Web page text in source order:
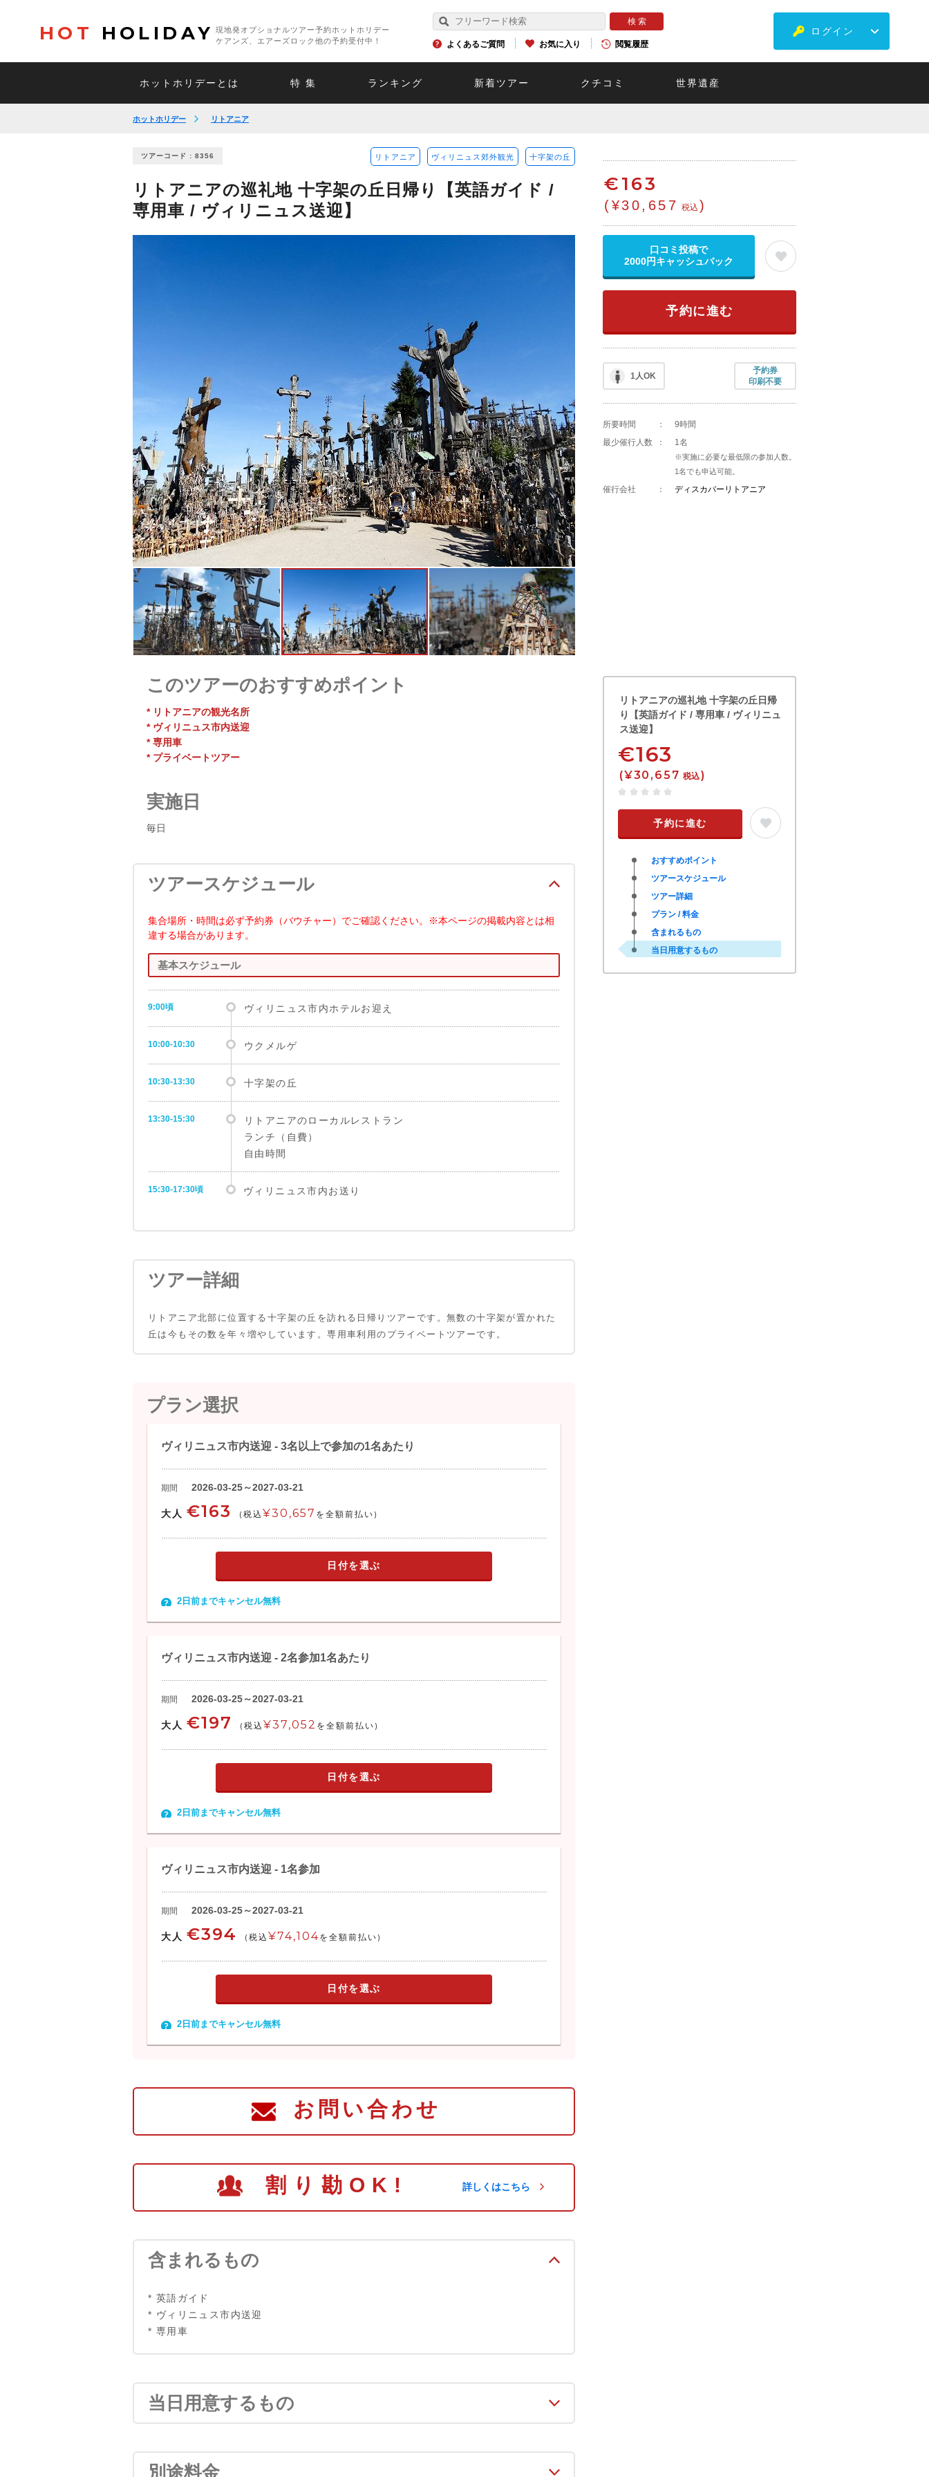
HOT HOLIDAY
現地発オプショナルツアー予約ホットホリデー
ケアンズ、エアーズロック他の予約受付中！
よくあるご質問 お気に入り 閲覧履歴
ログイン
ホットホリデーとは 特 集 ランキング 新着ツアー クチコミ 世界遺産
ホットホリデー リトアニア
ツアーコード : 8356 リトアニア ヴィリニュス郊外観光 十字架の丘
リトアニアの巡礼地 十字架の丘日帰り【英語ガイド /
専用車 / ヴィリニュス送迎】
€163
(¥30,657 税込 )
口コミ投稿で
2000円キャッシュバック
予約に進む
1人OK
予約券
印刷不要
所要時間 ：
9時間
最少催行人数
： 1名
※実施に必要な最低限の参加人数。
1名でも申込可能。
催行会社 ： ディスカバーリトアニア
このツアーのおすすめポイント
* リトアニアの観光名所
* ヴィリニュス市内送迎
* 専用車
* プライベートツアー
実施日
毎日
ツアースケジュール
集合場所・時間は必ず予約券（バウチャー）でご確認ください。※本ページの掲載内容とは相
違する場合があります。
基本スケジュール
9:00頃 ヴィリニュス市内ホテルお迎え
10:00-10:30 ウクメルゲ
10:30-13:30 十字架の丘
13:30-15:30
リトアニアのローカルレストラン
ランチ（自費）
自由時間
15:30-17:30頃 ヴィリニュス市内お送り
ツアー詳細
リトアニア北部に位置する十字架の丘を訪れる日帰りツアーです。無数の十字架が置かれた
丘は今もその数を年々増やしています。専用車利用のプライベートツアーです。
プラン選択
ヴィリニュス市内送迎 - 3名以上で参加の1名あたり
期間 2026-03-25～2027-03-21
大人 €163 (税込 ¥30,657 を全額前払い)
日付を選ぶ
2日前までキャンセル無料
ヴィリニュス市内送迎 - 2名参加1名あたり
期間 2026-03-25～2027-03-21
大人 €197 (税込 ¥37,052 を全額前払い)
日付を選ぶ
2日前までキャンセル無料
ヴィリニュス市内送迎 - 1名参加
期間 2026-03-25～2027-03-21
大人 €394 (税込 ¥74,104を全額前払い)
日付を選ぶ
2日前までキャンセル無料
お問い合わせ
割り勘OK! 詳しくはこちら
含まれるもの
* 英語ガイド
* ヴィリニュス市内送迎
* 専用車
当日用意するもの
別途料金
リトアニアの巡礼地 十字架の丘日帰
り【英語ガイド / 専用車 / ヴィリニュ
ス送迎】
€163
(¥30,657 税込)
予約に進む
おすすめポイント
ツアースケジュール
ツアー詳細
プラン / 料金
含まれるもの
当日用意するもの